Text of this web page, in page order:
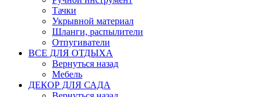
Тачки
Укрывной материал
Шланги, распылители
Отпугиватели
ВСЕ ДЛЯ ОТДЫХА
Вернуться назад
Мебель
ДЕКОР ДЛЯ САДА